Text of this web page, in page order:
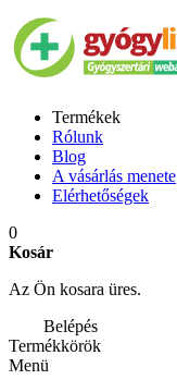
Termékek
Rólunk
Blog
A vásárlás menete
Elérhetőségek
0
Kosár
Az Ön kosara üres.
Belépés
Termékkörök
Menü